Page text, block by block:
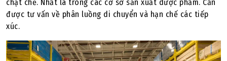
chặt chẽ. Nhất là trong các cơ sở sản xuất dược phẩm. Cần
được tư vấn về phân luồng di chuyển và hạn chế các tiếp
xúc.